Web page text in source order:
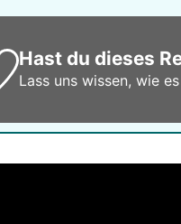
Hast du dieses
Lass uns wissen, wie